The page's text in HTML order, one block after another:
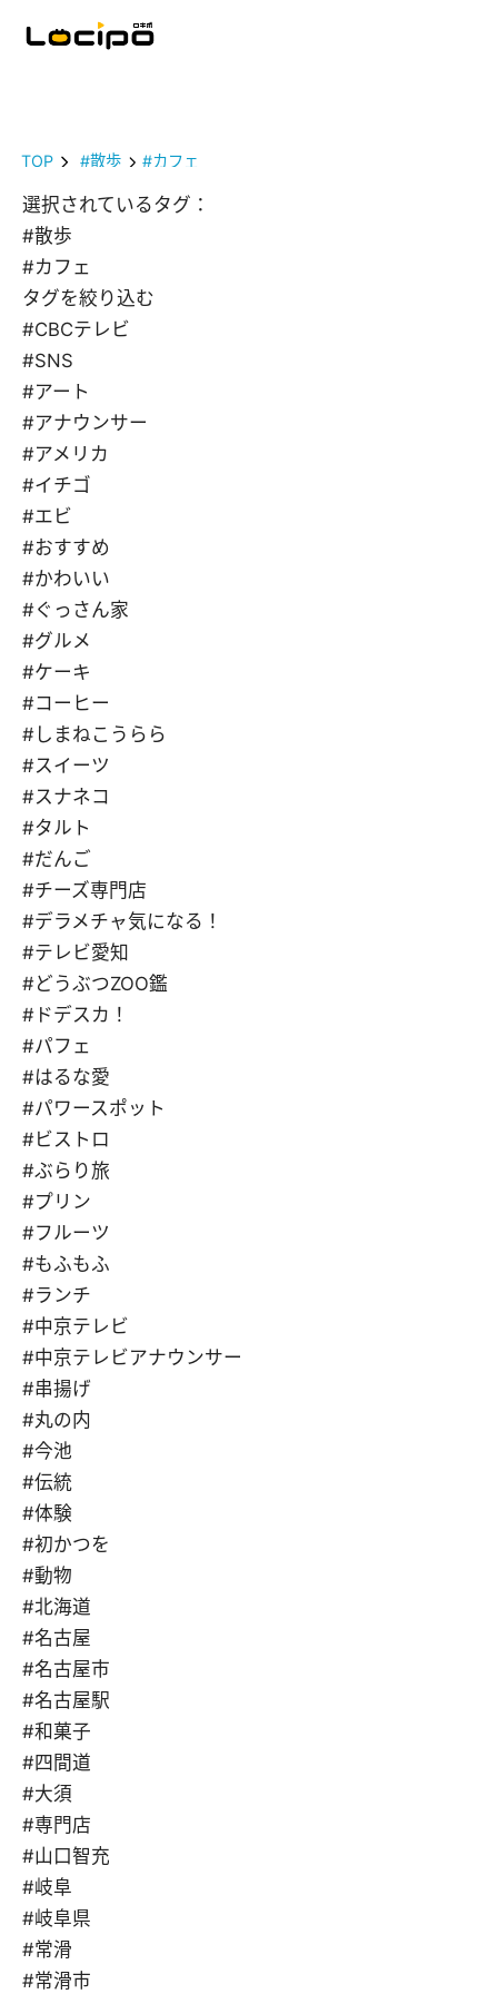
TOP #散歩 #カフェ
選択されているタグ：
#散歩
#カフェ
タグを絞り込む
#CBCテレビ
#SNS
#アート
#アナウンサー
#アメリカ
#イチゴ
#エビ
#おすすめ
#かわいい
#ぐっさん家
#グルメ
#ケーキ
#コーヒー
#しまねこうらら
#スイーツ
#スナネコ
#タルト
#だんご
#チーズ専門店
#デラメチャ気になる！
#テレビ愛知
#どうぶつZOO鑑
#ドデスカ！
#パフェ
#はるな愛
#パワースポット
#ビストロ
#ぶらり旅
#プリン
#フルーツ
#もふもふ
#ランチ
#中京テレビ
#中京テレビアナウンサー
#串揚げ
#丸の内
#今池
#伝統
#体験
#初かつを
#動物
#北海道
#名古屋
#名古屋市
#名古屋駅
#和菓子
#四間道
#大須
#専門店
#山口智充
#岐阜
#岐阜県
#常滑
#常滑市